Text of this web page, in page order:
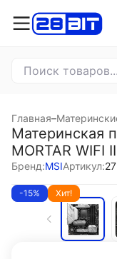
Главная–
Материнская
MORTAR WIFI II
Бренд:MSIАртикул:
-15% Хит!